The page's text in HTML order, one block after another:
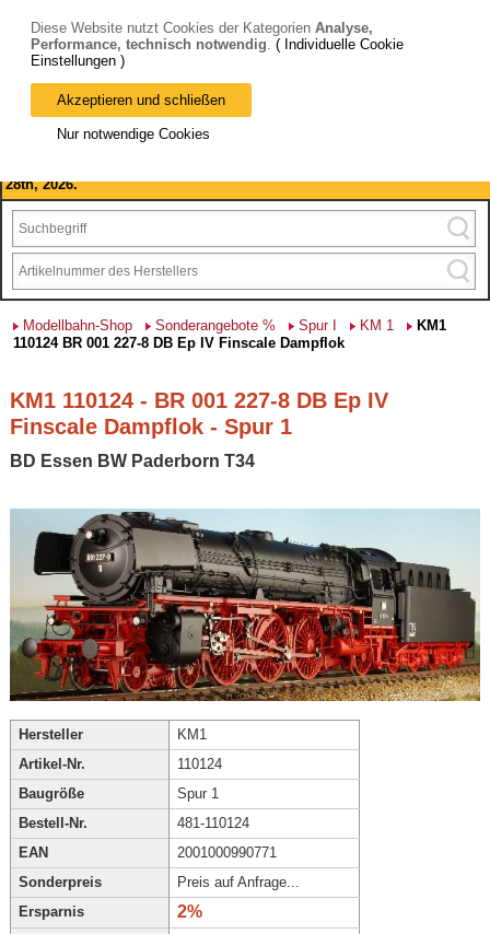
Bitte beachten Sie: wir machen Betriebsferien, vom 03. bis 28.
August 2026 haben wir geschlossen.
28th, 2026.
Modellbahn-Shop Sonderangebote % Spur I KM 1
KM1
110124 BR 001 227-8 DB Ep IV Finscale Dampflok
KM1 110124 - BR 001 227-8 DB Ep IV
Finscale Dampflok - Spur 1
BD Essen BW Paderborn T34
Hersteller
KM1
Artikel-Nr.
110124
Baugröße
Spur 1
Bestell-Nr.
481-110124
EAN
2001000990771
Sonderpreis
Preis auf Anfrage...
Ersparnis
2%
Diese Website nutzt Cookies der Kategorien Analyse,
Performance, technisch notwendig. ( Individuelle Cookie
Einstellungen )
Akzeptieren und schließen
Nur notwendige Cookies